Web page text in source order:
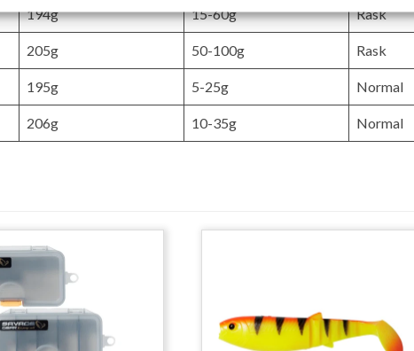
194g 15-60g Rask
205g 50-100g Rask
195g 5-25g Normal
206g 10-35g Normal